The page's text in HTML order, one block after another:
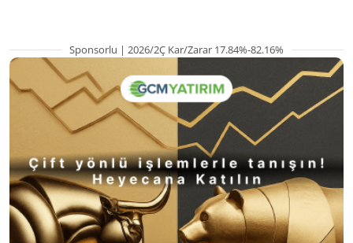
Sponsorlu | 2026/2Ç Kar/Zarar 17.84%-82.16%